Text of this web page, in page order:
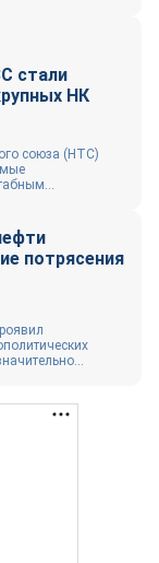
стали
НК
союза (НТС)
потрясения